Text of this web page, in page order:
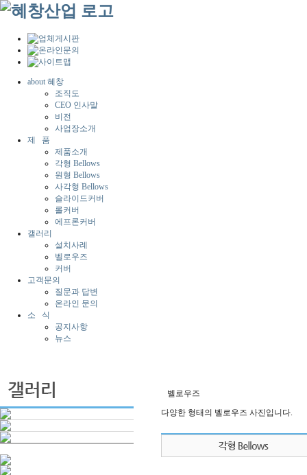
about 혜창
조직도
CEO 인사말
비전
사업장소개
제 품
제품소개
각형 Bellows
원형 Bellows
사각형 Bellows
슬라이드커버
롤커버
에프론커버
갤러리
설치사례
벨로우즈
커버
고객문의
질문과 답변
온라인 문의
소 식
공지사항
뉴스
벨로우즈
다양한 형태의 벨로우즈 사진입니다.